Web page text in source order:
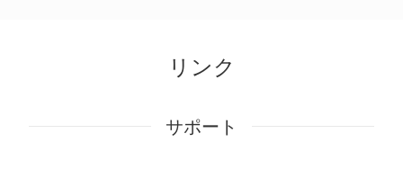
リンク
サポート